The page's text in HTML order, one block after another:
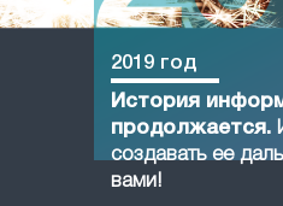
2019 год
История
продолжается.
создавать ее
вами!